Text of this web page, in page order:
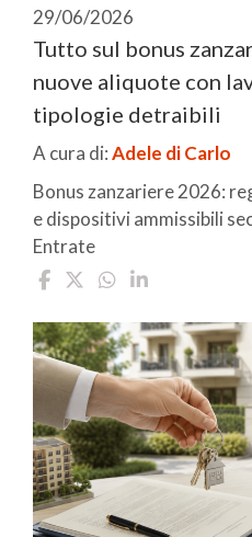
29/06/2026
Tutto sul bonus
nuove aliquote con
tipologie detraibili
A cura di:Adele di Carlo
Bonus zanzariere 2026:
e dispositivi ammissibili
Entrate